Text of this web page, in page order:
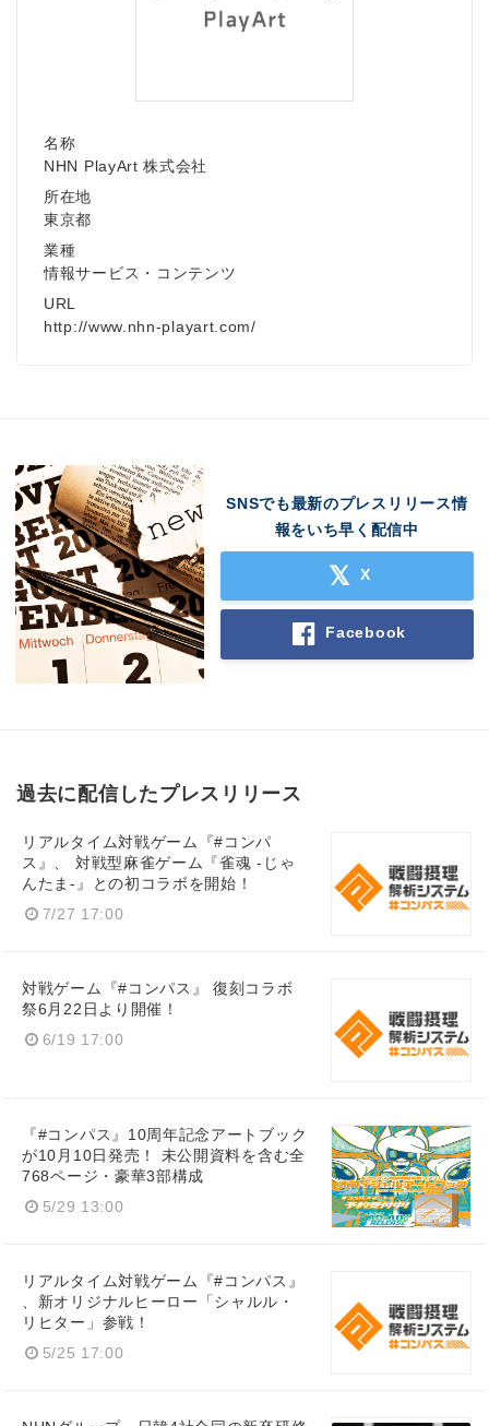
名称
NHN PlayArt 株式会社
所在地
東京都
業種
情報サービス・コンテンツ
URL
http://www.nhn-playart.com/
SNSでも最新のプレスリリース情
報をいち早く配信中
X
Facebook
過去に配信したプレスリリース
リアルタイム対戦ゲーム『#コンパ
ス』、 対戦型麻雀ゲーム『雀魂 -じゃ
んたま-』との初コラボを開始！
7/27 17:00
対戦ゲーム『#コンパス』 復刻コラボ
祭6月22日より開催！
6/19 17:00
『#コンパス』10周年記念アートブック
が10月10日発売！ 未公開資料を含む全
768ページ・豪華3部構成
5/29 13:00
リアルタイム対戦ゲーム『#コンパス』
、新オリジナルヒーロー「シャルル・
リヒター」参戦！
5/25 17:00